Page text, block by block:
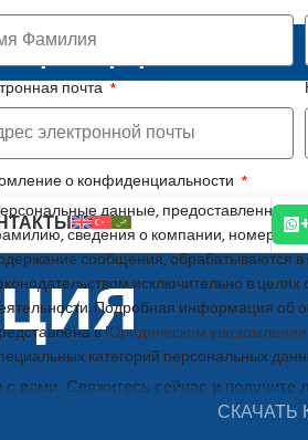
в сфере FMCG
почта
о конфиденциальности
данные, предоставленные
сведения о компании, номер
сообщения, обрабатываются
исключительно в
Подробная информация об
вЮридическом уведомлении
категорий персональных
СКАЧАТЬ
вами. Свяжитесь сейчас и